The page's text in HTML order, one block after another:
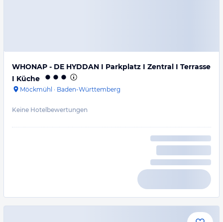
WHONAP - DE HYDDAN I Parkplatz I Zentral I Terrasse
I Küche
Möckmühl · Baden-Württemberg
Keine Hotelbewertungen